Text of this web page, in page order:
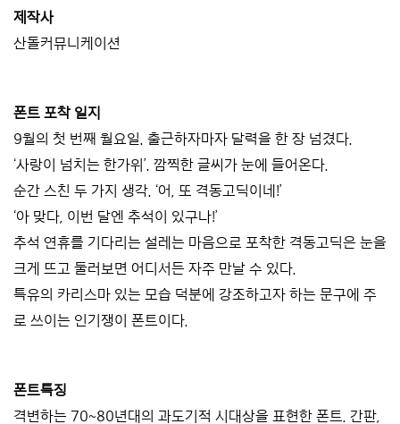
제작사
산돌커뮤니케이션
폰트 포착 일지
9월의 첫 번째 월요일. 출근하자마자 달력을 한 장 넘겼다.
‘사랑이 넘치는 한가위’. 깜찍한 글씨가 눈에 들어온다.
순간 스친 두 가지 생각. ‘어, 또 격동고딕이네!’
‘아 맞다, 이번 달엔 추석이 있구나!’
추석 연휴를 기다리는 설레는 마음으로 포착한 격동고딕은 눈을
크게 뜨고 둘러보면 어디서든 자주 만날 수 있다.
특유의 카리스마 있는 모습 덕분에 강조하고자 하는 문구에 주
로 쓰이는 인기쟁이 폰트이다.
폰트특징
격변하는 70~80년대의 과도기적 시대상을 표현한 폰트. 간판,